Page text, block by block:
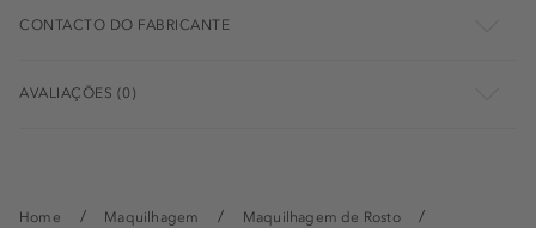
Home Maquilhagem
Maquilhagem de Rosto
CONTACTO DO FABRICANTE
AVALIAÇÕES (0)